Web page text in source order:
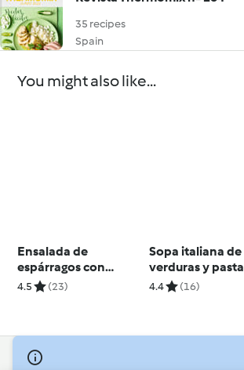
35 recipes
Spain
You might also like...
Ensalada de
espárragos con
pistachos y
4.5 (23)
Sopa italiana de
verduras y pasta
4.4 (16)
© Copyright 2026